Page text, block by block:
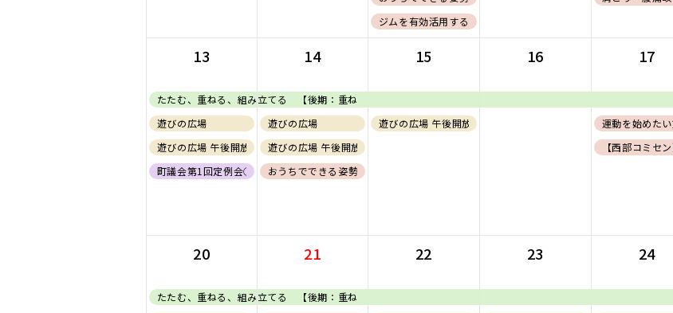
ジムを有効活用するためのエクササイズ紹介〜応用編〜【会員証
13
たたむ、重ねる、組み立てる 【後期：重ねる、組み立てる展】
遊びの広場
遊びの広場 午後開放(0歳児)
町議会第1回定例会②
14
遊びの広場
遊びの広場 午後開放(１～２歳児)
おうちでできる姿勢改善に向けたコンディショニング
15
遊びの広場 午後開放(フリー)
16 17
運動を始めた
【西部コミセ
20
たたむ、重ねる、組み立てる 【後期：重ねる、組み立てる展】
21 22 23 24